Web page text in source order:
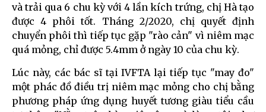
và trải qua 6 chu kỳ với 4 lần kích trứng, chị Hà tạo
được 4 phôi tốt. Tháng 2/2020, chị quyết định
chuyển phôi thì tiếp tục gặp "rào cản" vì niêm mạc
quá mỏng, chỉ được 5.4mm ở ngày 10 của chu kỳ.
Lúc này, các bác sĩ tại IVFTA lại tiếp tục "may đo"
một phác đồ điều trị niêm mạc mỏng cho chị bằng
phương pháp ứng dụng huyết tương giàu tiểu cầu